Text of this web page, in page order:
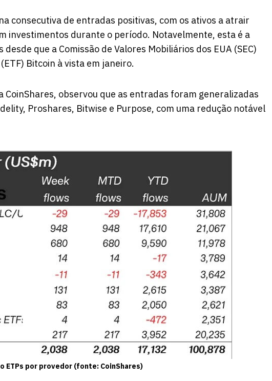
consecutiva de entradas positivas, com os ativos a atrair
investimentos durante o período. Notavelmente, esta é a
que a Comissão de Valores Mobiliários dos EUA (SEC)
Bitcoin à vista em janeiro.
observou que as entradas foram generalizadas
Proshares, Bitwise e Purpose, com uma redução notável
por provedor (fonte: CoinShares)